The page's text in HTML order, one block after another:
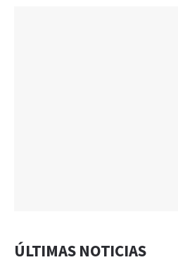
ÚLTIMAS NOTICIAS